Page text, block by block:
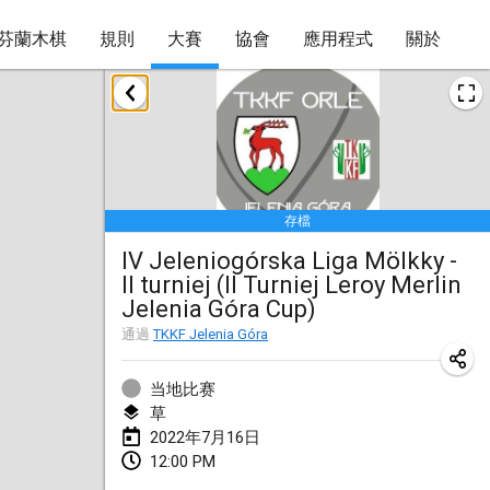
蘭木棋 規則 大賽 協會 應用程式 關於
存檔
IV Jeleniogórska Liga Mölkky -
II turniej (II Turniej Leroy Merlin
Jelenia Góra Cup)
通過 TKKF Jelenia Góra
当地比赛
草
2022年7月16日
12:00 PM
2022年1月
Tournoi Mixte ASPTTOM
2022年1月22日|法國
KKS Halli Duppeli
2022年1月22日|芬蘭
Mölkky Tournament - Doubles
2022年1月22日
Suomelan Mölkky-open
The Mölkky Tournament 2nd